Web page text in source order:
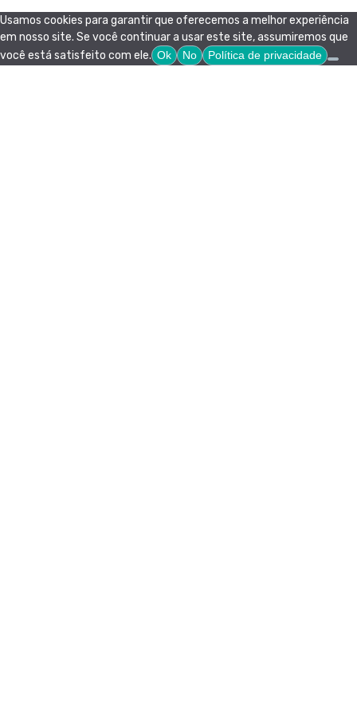
Usamos cookies para garantir que oferecemos a melhor experiência
em nosso site. Se você continuar a usar este site, assumiremos que
você está satisfeito com ele. Ok No Política de privacidade